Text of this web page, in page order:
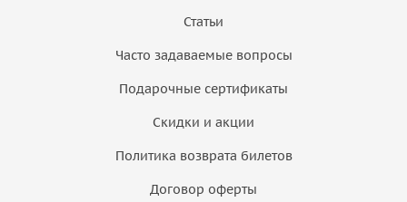
Статьи
Часто задаваемые вопросы
Подарочные сертификаты
Скидки и акции
Политика возврата билетов
Договор оферты